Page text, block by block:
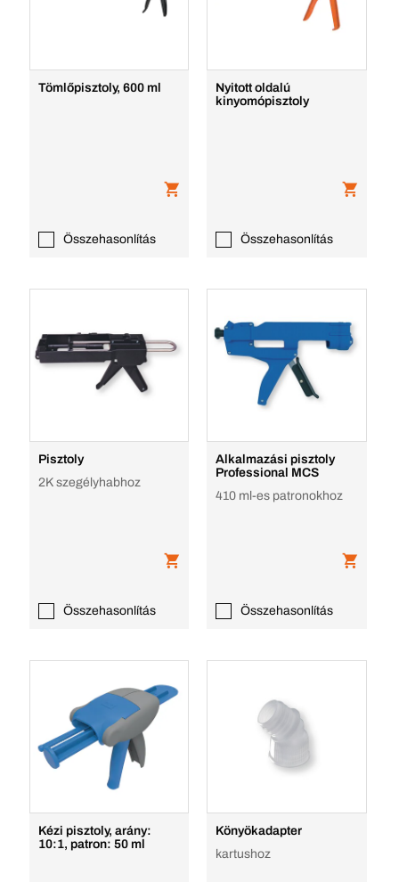
Tömlőpisztoly, 600 ml
Összehasonlítás
Nyitott oldalú
kinyomópisztoly
Összehasonlítás
Pisztoly
2K szegélyhabhoz
Összehasonlítás
Alkalmazási pisztoly
Professional MCS
410 ml-es patronokhoz
Összehasonlítás
Kézi pisztoly, arány:
10:1, patron: 50 ml
Könyökadapter
kartushoz